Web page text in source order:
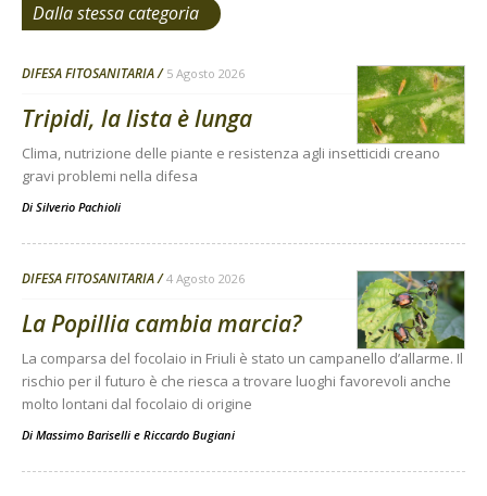
Dalla stessa categoria
DIFESA FITOSANITARIA 5 Agosto 2026
Tripidi, la lista è lunga
Clima, nutrizione delle piante e resistenza agli insetticidi creano
gravi problemi nella difesa
Di Silverio Pachioli
DIFESA FITOSANITARIA 4 Agosto 2026
La Popillia cambia marcia?
La comparsa del focolaio in Friuli è stato un campanello d’allarme. Il
rischio per il futuro è che riesca a trovare luoghi favorevoli anche
molto lontani dal focolaio di origine
Di Massimo Bariselli e Riccardo Bugiani